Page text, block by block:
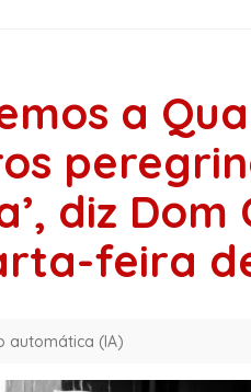
a
diz Dom
feira
automática (IA)